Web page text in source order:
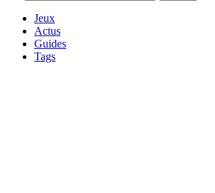
Jeux
Actus
Guides
Tags